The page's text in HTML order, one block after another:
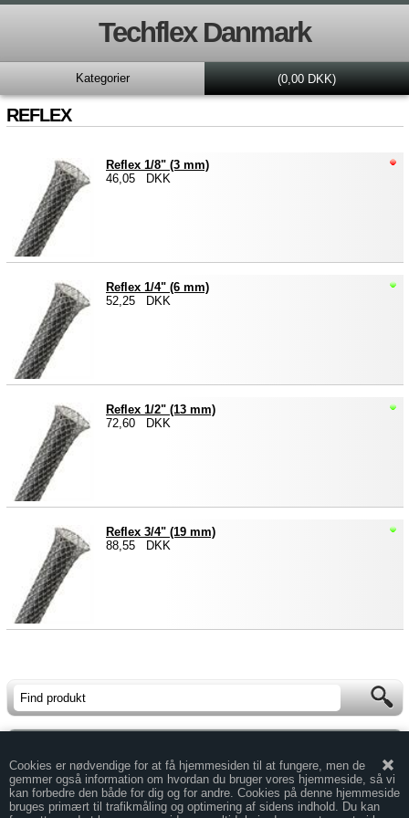
Cookies er nødvendige for at få hjemmesiden til at fungere, men de
gemmer også information om hvordan du bruger vores hjemmeside, så vi
kan forbedre den både for dig og for andre. Cookies på denne hjemmeside
bruges primært til trafikmåling og optimering af sidens indhold. Du kan
Techflex Danmark
Kategorier (0,00 DKK)
REFLEX
Reflex 1/8" (3 mm)
46,05 DKK
Reflex 1/4" (6 mm)
52,25 DKK
Reflex 1/2" (13 mm)
72,60 DKK
Reflex 3/4" (19 mm)
88,55 DKK
Handelsbetingelser